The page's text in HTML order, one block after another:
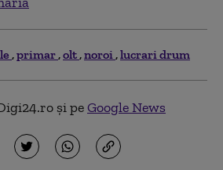
primar olt noroi lucrari drum
și peGoogle News